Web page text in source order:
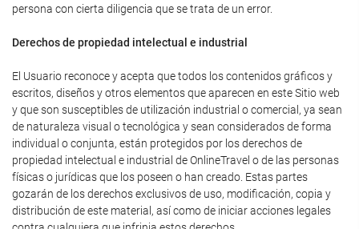
persona con cierta diligencia que se trata de un error.
Derechos de propiedad intelectual e industrial
El Usuario reconoce y acepta que todos los contenidos gráficos y
escritos, diseños y otros elementos que aparecen en este Sitio web
y que son susceptibles de utilización industrial o comercial, ya sean
de naturaleza visual o tecnológica y sean considerados de forma
individual o conjunta, están protegidos por los derechos de
propiedad intelectual e industrial de OnlineTravel o de las personas
físicas o jurídicas que los poseen o han creado. Estas partes
gozarán de los derechos exclusivos de uso, modificación, copia y
distribución de este material, así como de iniciar acciones legales